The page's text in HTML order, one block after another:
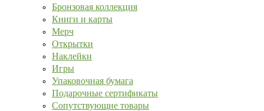
Бронзовая коллекция
Книги и карты
Мерч
Открытки
Наклейки
Игры
Упаковочная бумага
Подарочные сертификаты
Сопутствующие товары